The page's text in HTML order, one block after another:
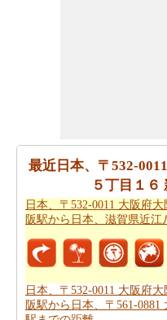
します。
走行時間は走行距離と
為、あなたは日本、〒
島５丁目１６ 新大阪駅か
市明輪町１−２２５ 富
です。走行距離をつか
日本、〒930-0001 富山
最近日本、〒532-
５丁目１６
日本、〒532-0011 大阪府
阪駅から日本、滋賀県近江
日本、〒532-0011 大阪府
阪駅から日本、〒561-